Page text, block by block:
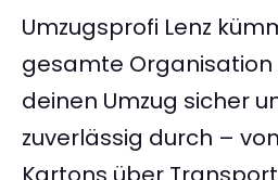
Umzugsprofi Lenz
gesamte Organisation
deinen Umzug sicher
zuverlässig durch –